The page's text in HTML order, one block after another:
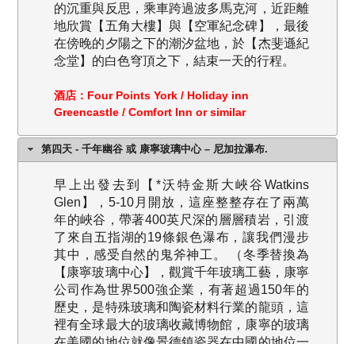
的沉重與反思，乘車跨過波多馬克河，近距離
地欣賞【五角大樓】與【空軍紀念碑】，最後
在傍晚的夕陽之下的潮汐盆地，於【杰斐遜紀
念堂】的白色穹頂之下，結束一天的行程。
酒店： Four Points York / Holiday inn
Greencastle / Comfort Inn or similar
第四天 - 千年幽谷 或 康寧玻璃中心 – 尼加拉瀑布.
早上出發去到【*沃特金斯大峽谷Watkins
Glen】，5-10月開放，這座整整存在了兩萬
年的峽谷，帶著400英尺深的層層積岩，引渡
了來自五指湖的19條銀色瀑布，讓我們漫步
其中，感受自然的鬼斧神工。 （冬季替換為
【康寧玻璃中心】，觀賞千年玻璃工藝，康寧
公司作為世界500強企業，有著超過150年的
歷史，是特殊玻璃和陶瓷材料行業的龍頭，這
裡有全球最大的玻璃收藏博物館，康寧的玻璃